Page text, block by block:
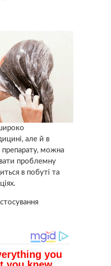
але й в
препарату, можна
проблемну
в побуті та